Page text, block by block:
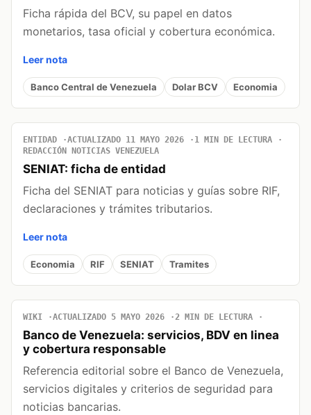
Ficha rápida del BCV, su papel en datos
monetarios, tasa oficial y cobertura económica.
Leer nota
Banco Central de Venezuela Dolar BCV Economia
ENTIDAD ACTUALIZADO 11 MAYO 2026
1 MIN DE LECTURA
REDACCIÓN NOTICIAS VENEZUELA
SENIAT: ficha de entidad
Ficha del SENIAT para noticias y guías sobre RIF,
declaraciones y trámites tributarios.
Leer nota
Economia RIF SENIAT Tramites
WIKI ACTUALIZADO 5 MAYO 2026 2 MIN DE LECTURA
Banco de Venezuela: servicios, BDV en linea
y cobertura responsable
Referencia editorial sobre el Banco de Venezuela,
servicios digitales y criterios de seguridad para
noticias bancarias.